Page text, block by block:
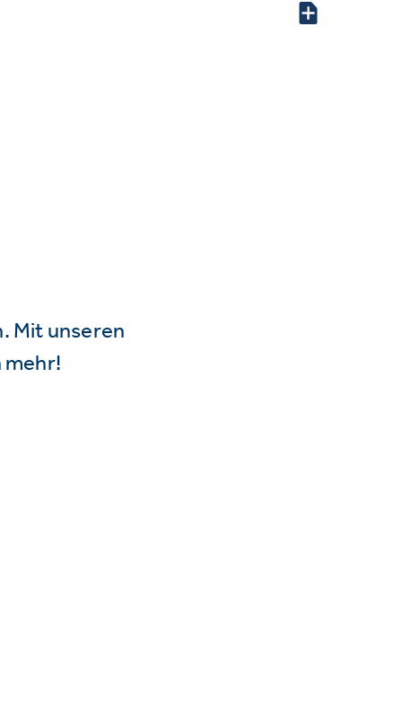
Mit unseren
mehr!